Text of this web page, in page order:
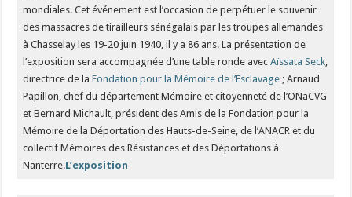
mondiales. Cet événement est l’occasion de perpétuer le souvenir
des massacres de tirailleurs sénégalais par les troupes allemandes
à Chasselay les 19-20 juin 1940, il y a 86 ans. La présentation de
l’exposition sera accompagnée d’une table ronde avecAïssata Seck,
directrice de laFondation pour la Mémoire de l’Esclavage ; Arnaud
Papillon, chef du département Mémoire et citoyenneté de l’ONaCVG
et Bernard Michault, président des Amis de la Fondation pour la
Mémoire de la Déportation des Hauts-de-Seine, de l’ANACR et du
collectif Mémoires des Résistances et des Déportations à
Nanterre.L’exposition